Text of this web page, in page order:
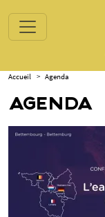
Accueil > Agenda
AGENDA